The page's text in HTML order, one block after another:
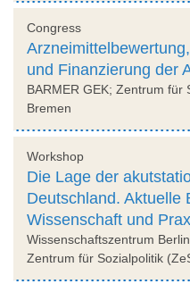
Congress
und Finanzierung der
BARMER GEK; Zentrum für
Bremen
Workshop
Die Lage der
Deutschland. Aktuelle
Wissenschaft und
Wissenschaftszentrum
Zentrum für Sozialpolitik